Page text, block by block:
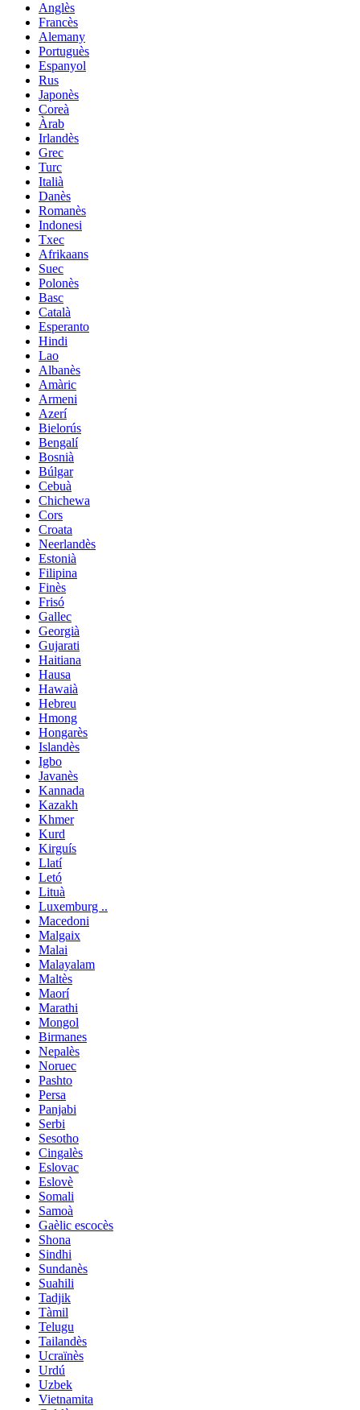
Anglès
Francès
Alemany
Portuguès
Espanyol
Rus
Japonès
Coreà
Àrab
Irlandès
Grec
Turc
Italià
Danès
Romanès
Indonesi
Txec
Afrikaans
Suec
Polonès
Basc
Català
Esperanto
Hindi
Lao
Albanès
Amàric
Armeni
Azerí
Bielorús
Bengalí
Bosnià
Búlgar
Cebuà
Chichewa
Cors
Croata
Neerlandès
Estonià
Filipina
Finès
Frisó
Gallec
Georgià
Gujarati
Haitiana
Hausa
Hawaià
Hebreu
Hmong
Hongarès
Islandès
Igbo
Javanès
Kannada
Kazakh
Khmer
Kurd
Kirguís
Llatí
Letó
Lituà
Luxemburg ..
Macedoni
Malgaix
Malai
Malayalam
Maltès
Maorí
Marathi
Mongol
Birmanes
Nepalès
Noruec
Pashto
Persa
Panjabi
Serbi
Sesotho
Cingalès
Eslovac
Eslovè
Somali
Samoà
Gaèlic escocès
Shona
Sindhi
Sundanès
Suahili
Tadjik
Tàmil
Telugu
Tailandès
Ucraïnès
Urdú
Uzbek
Vietnamita